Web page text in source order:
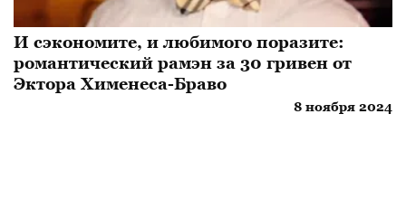
И сэкономите, и любимого поразите:
романтический рамэн за 30 гривен от
Эктора Хименеса-Браво
8 ноября 2024